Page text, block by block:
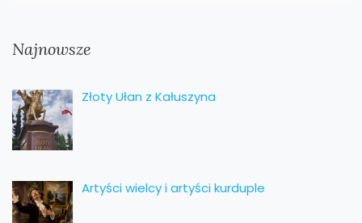
Najnowsze
Złoty Ułan z Kałuszyna
Artyści wielcy i artyści kurduple